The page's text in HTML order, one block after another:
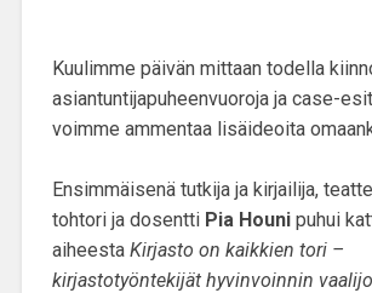
Kuulimme päivän mittaan todella
asiantuntijapuheenvuoroja ja case-
voimme ammentaa lisäideoita
Ensimmäisenä tutkija ja kirjailija,
tohtori ja dosentti Pia Hounipuhui
aiheesta Kirjasto on kaikkien tori –
kirjastotyöntekijät hyvinvoinnin